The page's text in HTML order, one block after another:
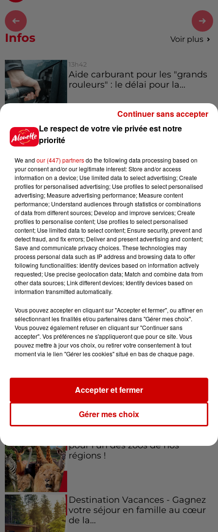
Infos Voir plus
13h42
Aide carburant pour les "grands
rouleurs" : le délai pour la...
10h54
9h45
Cambriolages : plus de 18 000
logements visités en juillet 2026,
en...
7 août 2026
Pape Léon XIV en France : quel
est son programme ?
Jeux Voir plus
festival Marché Gourmand 2026
à Coulon !
pour l'un des zoos de nos
régions !
Destination Vacances - Gagnez
votre séjour en famille au cœur
de la...
Le respect de votre vie privée est notre
priorité
We and our (447) partnersdo the following data processing based on
your consent and/or our legitimate interest: Store and/or access
information on a device; Use limited data to select advertising; Create
profiles for personalised advertising; Use profiles to select personalised
advertising; Measure advertising performance; Measure content
performance; Understand audiences through statistics or combinations
of data from different sources; Develop and improve services; Create
profiles to personalise content; Use profiles to select personalised
content; Use limited data to select content; Ensure security, prevent and
detect fraud, and fix errors; Deliver and present advertising and content;
Save and communicate privacy choices. These technologies may
process personal data such as IP address and browsing data to offer
following functionalities: Identify devices based on information actively
requested; Use precise geolocation data; Match and combine data from
other data sources; Link different devices; Identify devices based on
information transmitted automatically.
Vous pouvez accepter en cliquant sur "Accepter et fermer", ou affiner en
sélectionnant les finalités et/ou partenaires dans "Gérer mes choix".
Vous pouvez également refuser en cliquant sur "Continuer sans
accepter". Vos préférences ne s'appliqueront que pour ce site. Vous
pouvez mettre à jour vos choix, ou retirer votre consentement à tout
moment via le lien "Gérer les cookies" situé en bas de chaque page.
Gérer mes choix
Accepter et fermer
Continuer sans accepter